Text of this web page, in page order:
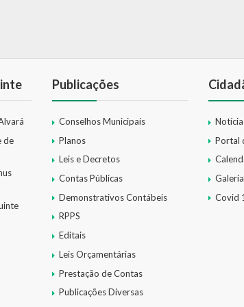
de
Publicações
Conselhos Municipais
Planos
Leis e Decretos
Contas Públicas
Demonstrativos Contábeis
RPPS
Editais
Leis Orçamentárias
Prestação de Contas
Publicações Diversas
Portal
Covid